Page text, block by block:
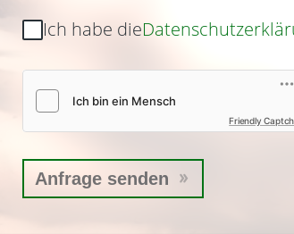
Ich habe die
Friendly